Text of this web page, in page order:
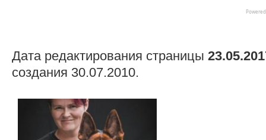
Дата редактирования страницы
создания 30.07.2010.